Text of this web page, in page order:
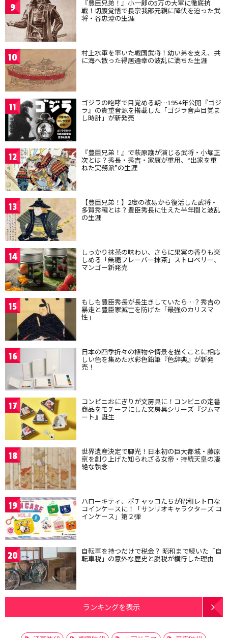
9 『豊臣兄弟！』小一郎の5万の大軍に徹底抗
戦！切腹覚悟で長宗我部元親に降伏を迫った武
将・谷忠澄の生涯
10 村上水軍を率いた戦国武将！幼い弟を支え、共
に海へ散った得居通幸の波乱に満ちた生涯
11 ゴジラの咆哮で目覚める朝…1954年公開『ゴジ
ラ』の貴重音源を搭載した「ゴジラ音声目覚ま
し時計」が新発売
12 『豊臣兄弟！』で萩原護が演じる武将・小堀正
次とは？秀長・秀吉・家康が重用、“出家を重
ねた実務派”の生涯
13 【豊臣兄弟！】2度の改易から復活した武将・
多賀秀種とは？豊臣秀長に仕えた半年間と波乱
の生涯
14 しっかり抹茶の味わい、さらに果実の香りも楽
しめる「無糖フレーバー抹茶」ストロベリー、
マンゴー新発売
15 もしも豊臣秀長が長生きしていたら…？秀吉の
暴走と豊臣家滅亡を防げた「最強のカリスマ
性」
16 日本の四季折々の植物や情景を描くことに相応
しい色を集めた水彩色鉛筆『色辞典』が新発
売！
17 コンビニおにぎりが文房具に！コンビニの定番
商品をモチーフにした文房具シリーズ『ジムマ
ート』誕生
18 世界遺産決定で脚光！日本初の巨大都城・藤原
京を創り上げた知られざる女帝・持統天皇の凄
絶な執念
19 ハローキティ、ポチャッコたちが昭和レトロな
コインケースに！「サンリオキャラクターズ コ
インケース」第２弾
20 自転車を持つだけで税金？ 昭和まで続いた「自
転車税」の意外な歴史と脱税が横行した理由
ランキングを表示